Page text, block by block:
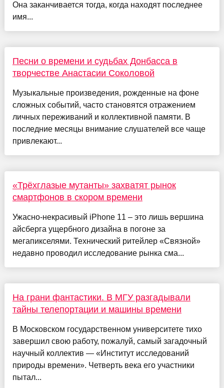
Она заканчивается тогда, когда находят последнее
имя...
Песни о времени и судьбах Донбасса в
творчестве Анастасии Соколовой
Музыкальные произведения, рожденные на фоне
сложных событий, часто становятся отражением
личных переживаний и коллективной памяти. В
последние месяцы внимание слушателей все чаще
привлекают...
«Трёхглазые мутанты» захватят рынок
смартфонов в скором времени
Ужасно-некрасивый iPhone 11 – это лишь вершина
айсберга ущербного дизайна в погоне за
мегапикселями. Технический ритейлер «Связной»
недавно проводил исследование рынка сма...
На грани фантастики. В МГУ разгадывали
тайны телепортации и машины времени
В Московском государственном университете тихо
завершил свою работу, пожалуй, самый загадочный
научный коллектив — «Институт исследований
природы времени». Четверть века его участники
пытал...